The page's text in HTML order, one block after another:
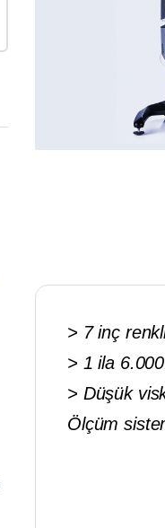
> 7 inç
> 1 ila
> Düşük
Ölçüm